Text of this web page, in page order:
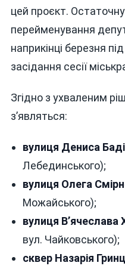
цей проєкт.
перейменування
наприкінці березня
засідання сесії
Згідно з ухваленим
з’являться:
вулиця Дениса
Лебединського);
вулиця Олега
Можайського);
вулиця В’ячеслава
вул. Чайковського);
сквер Назарія